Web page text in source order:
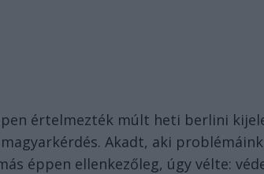
értelmezték múlt heti berlini
Akadt, aki
éppen ellenkezőleg, úgy vélte: